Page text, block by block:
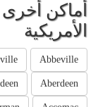
أماكن
الأمريكية
Abbeville
Aberdeen